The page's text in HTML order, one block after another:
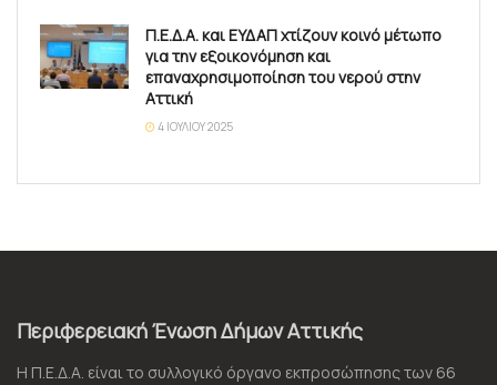
Π.Ε.Δ.Α. και ΕΥΔΑΠ χτίζουν κοινό μέτωπο
για την εξοικονόμηση και
επαναχρησιμοποίηση του νερού στην
Αττική
4 ΙΟΥΛΊΟΥ 2025
Περιφερειακή Ένωση Δήμων Αττικής
Η Π.Ε.Δ.Α. είναι το συλλογικό όργανο εκπροσώπησης των 66